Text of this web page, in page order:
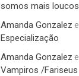
somos mais
Amanda Gonzalez
Especialização
Amanda Gonzalez
Vampiros /